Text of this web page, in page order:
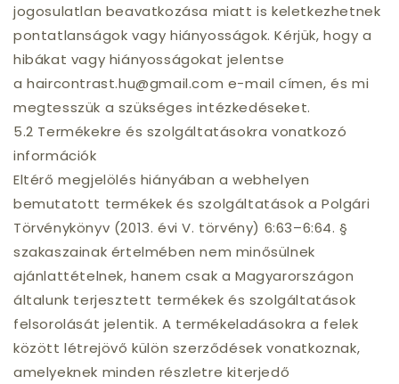
jogosulatlan beavatkozása miatt is keletkezhetnek
pontatlanságok vagy hiányosságok. Kérjük, hogy a
hibákat vagy hiányosságokat jelentse
a haircontrast.hu@gmail.com e-mail címen, és mi
megtesszük a szükséges intézkedéseket.
5.2 Termékekre és szolgáltatásokra vonatkozó
információk
Eltérő megjelölés hiányában a webhelyen
bemutatott termékek és szolgáltatások a Polgári
Törvénykönyv (2013. évi V. törvény) 6:63–6:64. §
szakaszainak értelmében nem minősülnek
ajánlattételnek, hanem csak a Magyarországon
általunk terjesztett termékek és szolgáltatások
felsorolását jelentik. A termékeladásokra a felek
között létrejövő külön szerződések vonatkoznak,
amelyeknek minden részletre kiterjedő